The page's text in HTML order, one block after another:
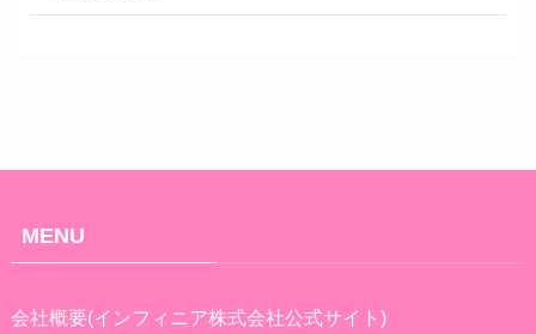
MENU
会社概要(インフィニア株式会社公式サイト)